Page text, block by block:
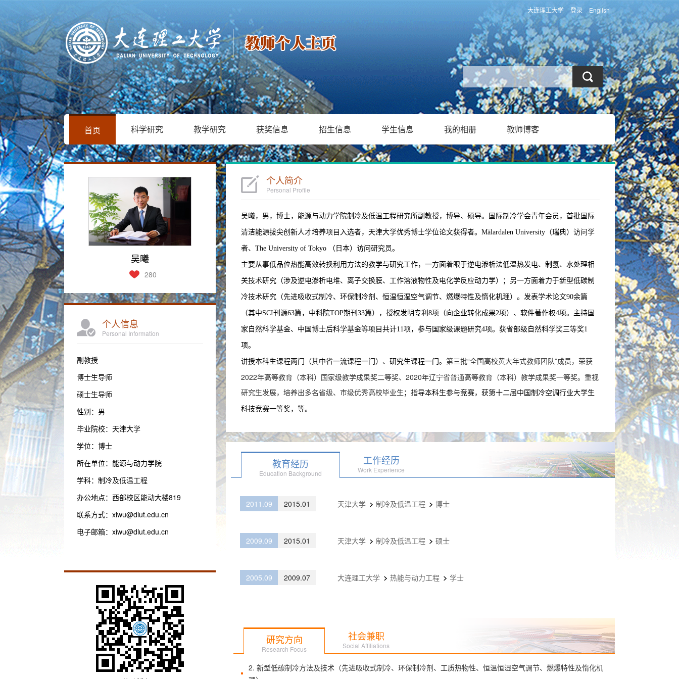
大连理工大学 登录 English
首页 科学研究 教学研究 获奖信息 招生信息 学生信息 我的相册 教师博客
吴曦
280
个人信息
Personal Information
副教授
博士生导师
硕士生导师
性别：男
毕业院校：天津大学
学位：博士
所在单位：能源与动力学院
学科：制冷及低温工程
办公地点：西部校区能动大楼819
联系方式： xiwu@dlut.edu.cn
电子邮箱： xiwu@dlut.edu.cn
个人简介
Personal Profile
吴曦，男，博士，能源与动力学院制冷及低温工程研究所副教授，博导、硕导。国际制冷学会青年会员，首批国际
清洁能源拔尖创新人才培养项目入选者，天津大学优秀博士学位论文获得者。 Mälardalen University （瑞典）访问学
者、The University of Tokyo （日本）访问研究员。
主要从事低品位热能高效转换利用方法的教学与研究工作，一方面着眼于逆电渗析法低温热发电、制氢、水处理相
关技术研究（涉及逆电渗析电堆、离子交换膜、工作溶液物性及电化学反应动力学）；另一方面着力于新型低碳制
冷技术研究（先进吸收式制冷、环保制冷剂、恒温恒湿空气调节、燃爆特性及惰化机理）。发表学术论文90余篇
（其中SCI刊源63篇，中科院TOP期刊33篇），授权发明专利8项（向企业转化成果2项）、软件著作权4项。主持国
家自然科学基金、中国博士后科学基金等项目共计11项，参与国家级课题研究4项。获省部级自然科学奖三等奖1
项。
讲授本科生课程两门（其中省一流课程一门 ）、研究生课程一门。 第三批“全国高校黄大年式教师团队”成员，荣获
2022年高等教育（本科）国家级教学成果奖二等奖、2020年辽宁省普通高等教育（本科）教学成果奖一等奖。重视
研究生发展，培养出多名省级、市级优秀高校毕业生 ；指导本科生参与竞赛，获第十二届中国制冷空调行业大学生
科技竞赛一等奖，等。
教育经历
Education Background
工作经历
Work Experience
2011.09 2015.01 天津大学 制冷及低温工程 博士
2009.09 2015.01 天津大学 制冷及低温工程 硕士
2005.09 2009.07 大连理工大学 热能与动力工程 学士
研究方向
Research Focus
社会兼职
Social Affiliations
2. 新型低碳制冷方法及技术（先进吸收式制冷、环保制冷剂、工质热物性、恒温恒湿空气调节、燃爆特性及惰化机